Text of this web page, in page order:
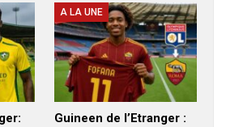
A LA UNE
Guineen de l’Etranger :